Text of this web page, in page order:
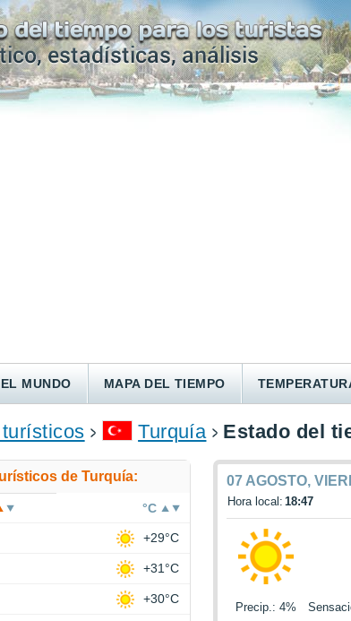
MUNDO MAPA DEL TIEMPO
UN HOTEL Turquía Estado del
07 AGOSTO,
Hora local: 18:47
Precip.: 4%
de Turquía:
°C
+29°C
+31°C
+30°C